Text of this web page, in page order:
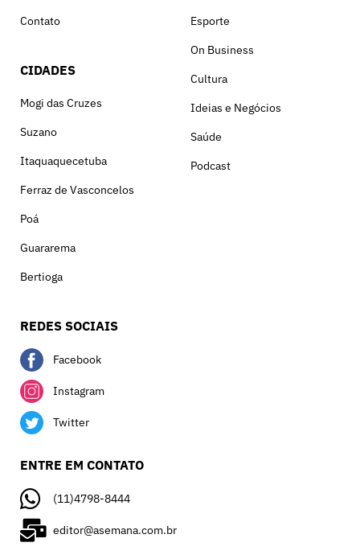
Contato
CIDADES
Mogi das Cruzes
Suzano
Itaquaquecetuba
Ferraz de Vasconcelos
Poá
Guararema
Bertioga
Esporte
On Business
Cultura
Ideias e Negócios
Saúde
Podcast
REDES SOCIAIS
Facebook
Instagram
Twitter
ENTRE EM CONTATO
(11)4798-8444
editor@asemana.com.br